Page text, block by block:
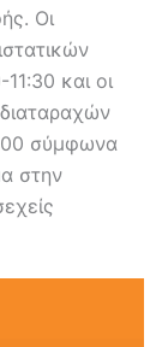
Οι
και οι
σύμφωνα
στην